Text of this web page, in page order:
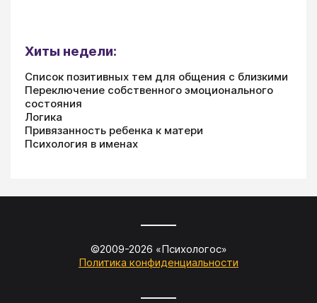
Хиты недели:
Список позитивных тем для общения с близкими
Переключение собственного эмоционального
состояния
Логика
Привязанность ребенка к матери
Психология в именах
©2009-2026 «Психологос»
Политика конфиденциальности